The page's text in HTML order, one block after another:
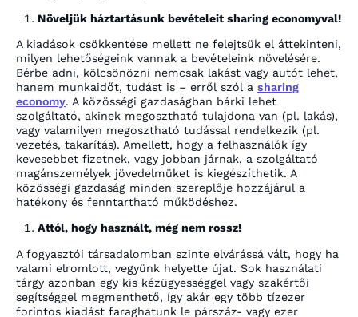
Növeljük háztartásunk bevételeit sharing economyval!
A kiadások csökkentése mellett ne felejtsük el áttekinteni,
milyen lehetőségeink vannak a bevételeink növelésére.
Bérbe adni, kölcsönözni nemcsak lakást vagy autót lehet,
hanem munkaidőt, tudást is – erről szól a sharing
economy. A közösségi gazdaságban bárki lehet
szolgáltató, akinek megosztható tulajdona van (pl. lakás),
vagy valamilyen megosztható tudással rendelkezik (pl.
vezetés, takarítás). Amellett, hogy a felhasználók így
kevesebbet fizetnek, vagy jobban járnak, a szolgáltató
magánszemélyek jövedelmüket is kiegészíthetik. A
közösségi gazdaság minden szereplője hozzájárul a
hatékony és fenntartható működéshez.
Attól, hogy használt, még nem rossz!
A fogyasztói társadalomban szinte elvárássá vált, hogy ha
valami elromlott, vegyünk helyette újat. Sok használati
tárgy azonban egy kis kézügyességgel vagy szakértői
segítséggel megmenthető, így akár egy több tízezer
forintos kiadást faraghatunk le párszáz- vagy ezer